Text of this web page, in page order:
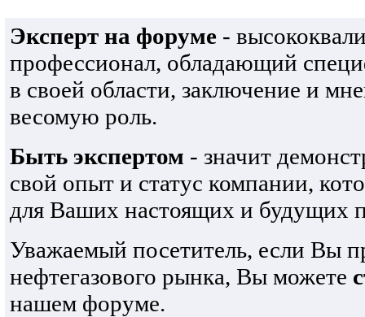
Эксперт на форуме -
профессионал, обладающий
в своей области, заключение и
весомую роль.
Быть экспертом - значит
свой опыт и статус компании,
для Ваших настоящих и будущих
Уважаемый посетитель, если Вы
нефтегазового рынка, Вы можете
нашем форуме.